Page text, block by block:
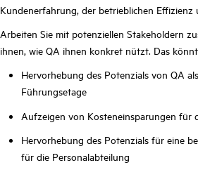
Kundenerfahrung, der betrieblichen
Arbeiten Sie mit potenziellen Stakeholdern
ihnen, wie QA ihnen konkret nützt. Das
Hervorhebung des Potenzials von QA
Führungsetage
Aufzeigen von Kosteneinsparungen für
Hervorhebung des Potenzials für eine
für die Personalabteilung